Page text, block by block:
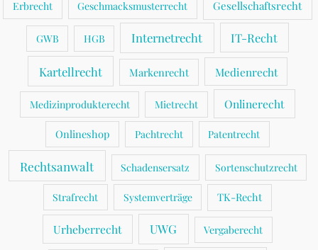
Erbrecht Geschmacksmusterrecht Gesellschaftsrecht
GWB HGB Internetrecht IT-Recht
Kartellrecht Markenrecht Medienrecht
Medizinprodukterecht Mietrecht Onlinerecht
Onlineshop Pachtrecht Patentrecht
Rechtsanwalt Schadensersatz Sortenschutzrecht
Strafrecht Systemverträge TK-Recht
Urheberrecht UWG Vergaberecht